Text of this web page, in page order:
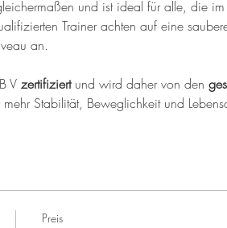
und ist ideal für alle, die
Trainer achten auf eine
an.
V zertifiziert und wird daher von den
Stabilität, Beweglichkeit und
Preis